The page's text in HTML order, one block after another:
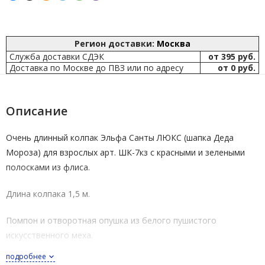
Регион доставки: Москва
Служба доставки СДЭК
от 395 руб.
Доставка по Москве до ПВЗ или по адресу
от 0 руб.
Описание
Очень длинный колпак Эльфа Санты ЛЮКС (шапка Деда
Мороза) для взрослых арт. ШК-7кз с красными и зелеными
полосками из флиса.
Длина колпака 1,5 м.
Помпон и отворотная опушка из белого пушистого
искусственного меха.
Сделано в России.
подробнее